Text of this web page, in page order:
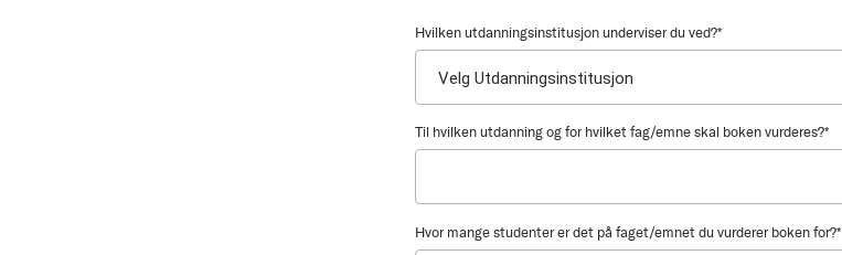
Hvilken utdanningsinstitusjon underviser du ved?*
Til hvilken utdanning og for hvilket fag/emne skal boken vurderes?*
Hvor mange studenter er det på faget/emnet du vurderer boken for?*